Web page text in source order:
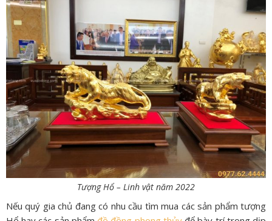
Tượng Hổ – Linh vật năm 2022
Nếu quý gia chủ đang có nhu cầu tìm mua các sản phẩm tượng